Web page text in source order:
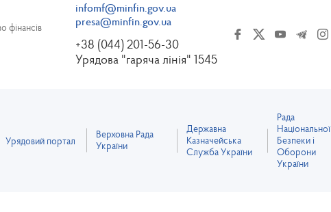
фінансів
infomf@minfin.gov.ua
presa@minfin.gov.ua
+38 (044) 201-56-30
Урядова "гаряча лінія" 1545
Урядовий портал
Верховна Рада
України
Державна
Казначейська
Служба України
Рада
Національної
Безпеки і
Оборони
України